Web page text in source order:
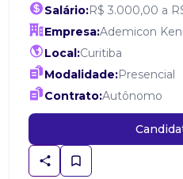
Salário:R$ 3.000,00 a
Empresa:Ademicon
Local:Curitiba
Modalidade:Presencial
Contrato:Autônomo